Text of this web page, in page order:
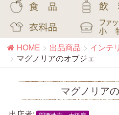
HOME 出品商品
インテ
マグノリアのオブジェ
マグノリア